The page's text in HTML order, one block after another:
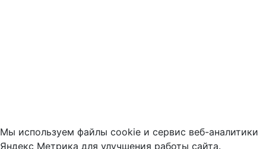
Мы используем файлы cookie и сервис веб-аналитики
Яндекс Метрика для улучшения работы сайта.